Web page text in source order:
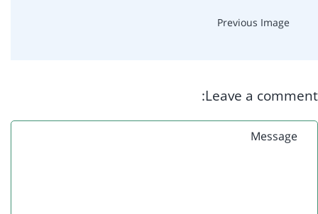
Previous Image
Leave a comment: